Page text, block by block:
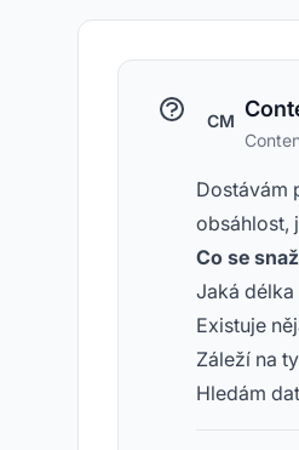
CM
Dostávám
obsáhlost,
Co se
Jaká
Existuje
Záleží na
Hledám